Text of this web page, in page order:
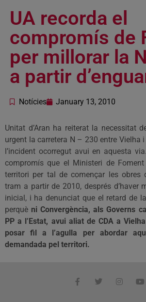
UA recorda el
compromís de
per millorar la
a partir
Notícies January 13, 2010
Unitat d’Aran ha reiterat la necessitat
urgent la carretera N – 230 entre Vielha
l’incident ocorregut avui en aquesta
compromís que el Ministeri de
territori per tal de començar les obres
tram a partir de 2010, després d’haver
inicial, i ha denunciat que el retard de
perquè ni Convergència, als Governs
PP a l’Estat, avui aliat de CDA a
posar fil a l’agulla per abordar
demandada pel territori.